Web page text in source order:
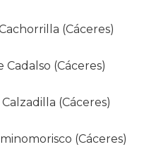
(Cáceres)
(Cáceres)
(Cáceres)
(Cáceres)